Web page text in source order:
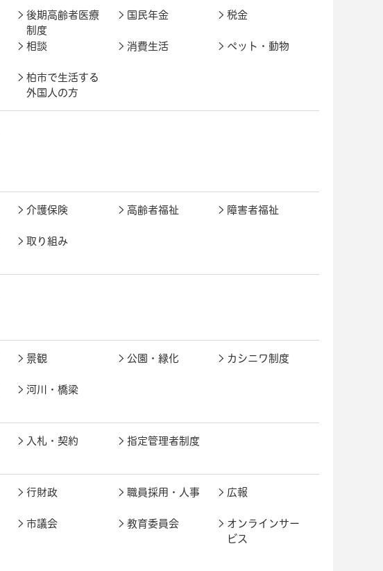
後期高齢者医療
制度
国民年金 税金
相談 消費生活 ペット・動物
柏市で生活する
外国人の方
介護保険 高齢者福祉 障害者福祉
取り組み
景観 公園・緑化 カシニワ制度
河川・橋梁
入札・契約 指定管理者制度
行財政 職員採用・人事 広報
市議会 教育委員会
オンラインサー
ビス